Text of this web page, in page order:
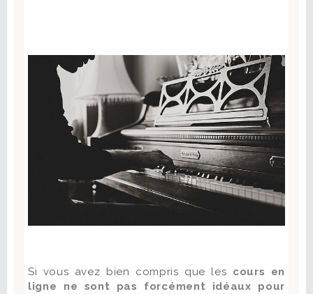
Si vous avez bien compris que les cours en
ligne ne sont pas forcément idéaux pour